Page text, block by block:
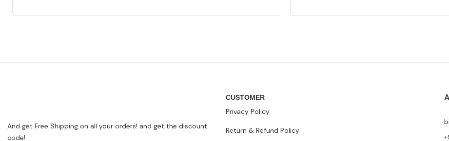
And get Free Shipping on all your orders! and get the discount
code!
CUSTOMER
Privacy Policy
Return & Refund Policy